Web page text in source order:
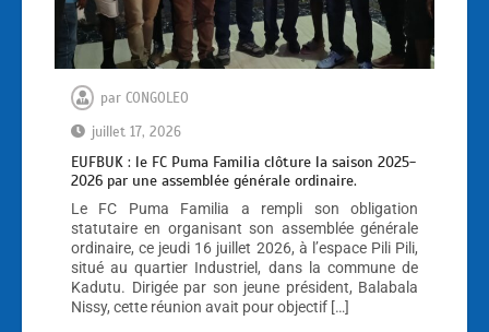
par CONGOLEO
juillet 17, 2026
EUFBUK : le FC Puma Familia clôture la saison 2025-
2026 par une assemblée générale ordinaire.
Le FC Puma Familia a rempli son obligation
statutaire en organisant son assemblée générale
ordinaire, ce jeudi 16 juillet 2026, à l’espace Pili Pili,
situé au quartier Industriel, dans la commune de
Kadutu. Dirigée par son jeune président, Balabala
Nissy, cette réunion avait pour objectif […]